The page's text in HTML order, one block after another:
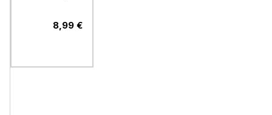
meter, črn
8,99 €